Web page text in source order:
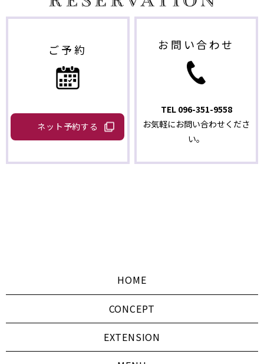
ご予約
ネット予約する
お問い合わせ
TEL 096-351-9558
お気軽にお問い合わせくださ
い。
HOME
CONCEPT
EXTENSION